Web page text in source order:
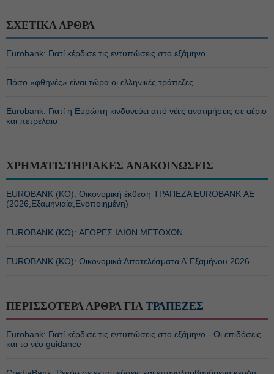
ΣΧΕΤΙΚΑ ΑΡΘΡΑ
Eurobank: Γιατί κέρδισε τις εντυπώσεις στο εξάμηνο
Πόσο «φθηνές» είναι τώρα οι ελληνικές τράπεζες
Eurobank: Γιατί η Ευρώπη κινδυνεύει από νέες ανατιμήσεις σε αέριο
και πετρέλαιο
ΧΡΗΜΑΤΙΣΤΗΡΙΑΚΕΣ ΑΝΑΚΟΙΝΩΣΕΙΣ
EUROBANK (ΚΟ): Οικονομική έκθεση ΤΡΑΠΕΖΑ EUROBANK ΑΕ
(2026,Εξαμηνιαία,Ενοποιημένη)
EUROBANK (ΚΟ): ΑΓΟΡΕΣ ΙΔΙΩΝ ΜΕΤΟΧΩΝ
EUROBANK (ΚΟ): Οικονομικά Αποτελέσματα Α’ Εξαμήνου 2026
ΠΕΡΙΣΣΟΤΕΡΑ ΑΡΘΡΑ ΓΙΑ ΤΡΑΠΕΖΕΣ
Eurobank: Γιατί κέρδισε τις εντυπώσεις στο εξάμηνο - Οι επιδόσεις
και το νέο guidance